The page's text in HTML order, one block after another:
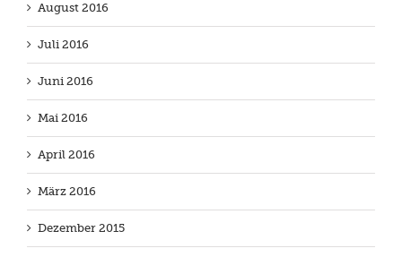
August 2016
Juli 2016
Juni 2016
Mai 2016
April 2016
März 2016
Dezember 2015